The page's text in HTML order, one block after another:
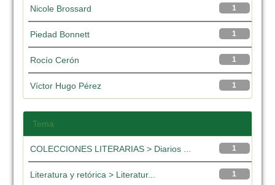
1
Nicole Brossard
1
Piedad Bonnett
1
Rocío Cerón
1
Víctor Hugo Pérez
Tema
1
COLECCIONES LITERARIAS > Diarios ...
1
Literatura y retórica > Literatur...